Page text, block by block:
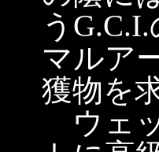
う
マルア
獲物を
ウェ